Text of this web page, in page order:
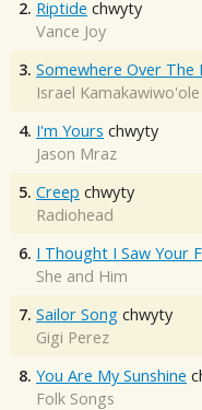
2. Riptide chwyty
Vance Joy
3. Somewhere Over The
Israel Kamakawiwo'ole
4. I'm Yours chwyty
Jason Mraz
5. Creep chwyty
Radiohead
6. I Thought I Saw Your
She and Him
7. Sailor Song chwyty
Gigi Perez
8. You Are My Sunshine
Folk Songs